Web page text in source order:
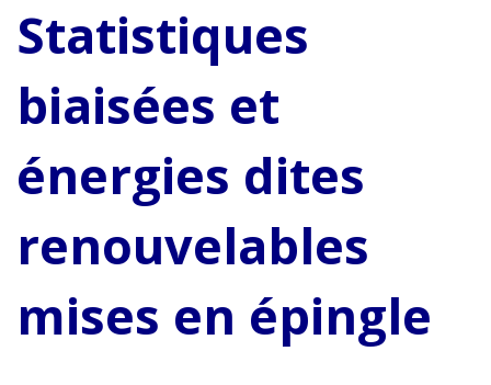
Statistiques
biaisées et
énergies dites
renouvelables
mises en épingle